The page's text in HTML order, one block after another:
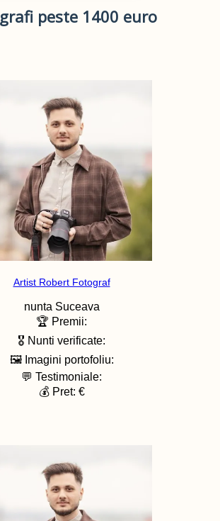
peste 1400 euro
Artist Robert Fotograf
nunta Suceava
🏆 Premii:
🎖️ Nunti verificate:
🖼️ Imagini portofoliu:
💬 Testimoniale:
💰 Pret: €